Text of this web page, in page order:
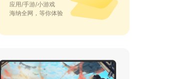
应用/手游/小游戏
海纳全网，等你体验